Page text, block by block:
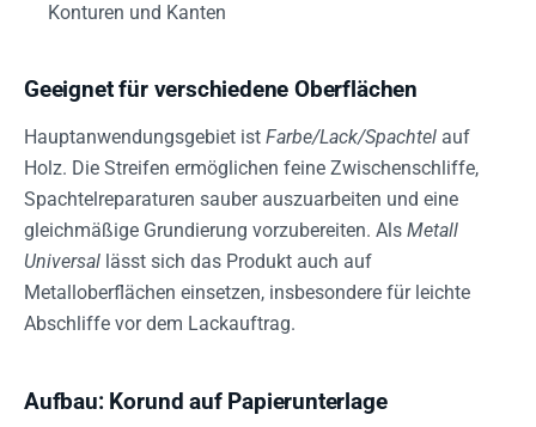
Konturen und Kanten
Geeignet für verschiedene Oberflächen
Hauptanwendungsgebiet ist Farbe/Lack/Spachtel auf
Holz. Die Streifen ermöglichen feine Zwischenschliffe,
Spachtelreparaturen sauber auszuarbeiten und eine
gleichmäßige Grundierung vorzubereiten. Als Metall
Universal lässt sich das Produkt auch auf
Metalloberflächen einsetzen, insbesondere für leichte
Abschliffe vor dem Lackauftrag.
Aufbau: Korund auf Papierunterlage